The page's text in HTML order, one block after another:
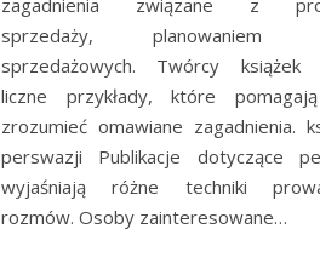
zagadnienia związane z
sprzedaży, planowaniem
sprzedażowych. Twórcy książek
liczne przykłady, które
zrozumieć omawiane zagadnienia.
perswazji Publikacje dotyczące
wyjaśniają różne techniki
rozmów. Osoby zainteresowane…